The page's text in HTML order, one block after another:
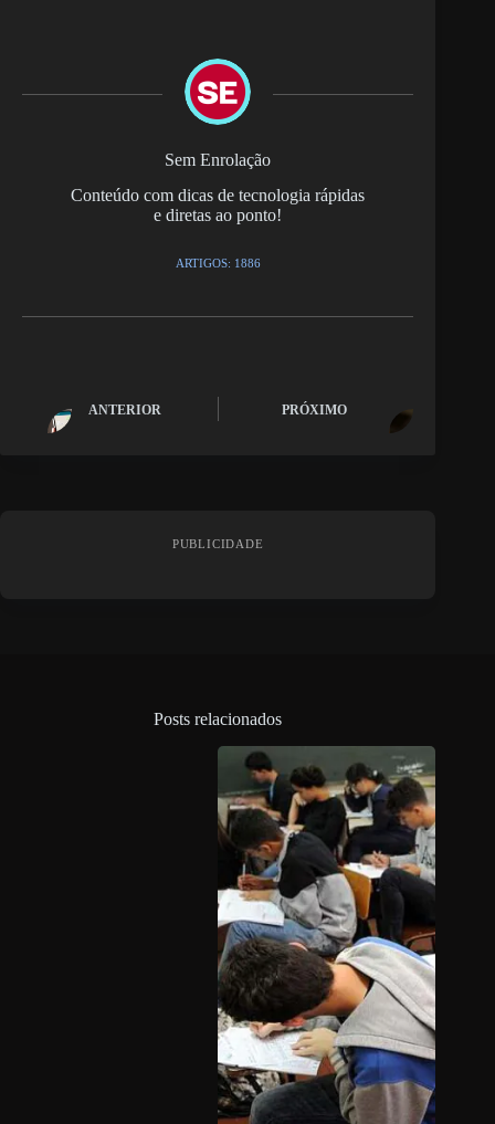
Sem Enrolação
Conteúdo com dicas de tecnologia rápidas
e diretas ao ponto!
ARTIGOS: 1886
ANTERIOR PRÓXIMO
PUBLICIDADE
Posts relacionados